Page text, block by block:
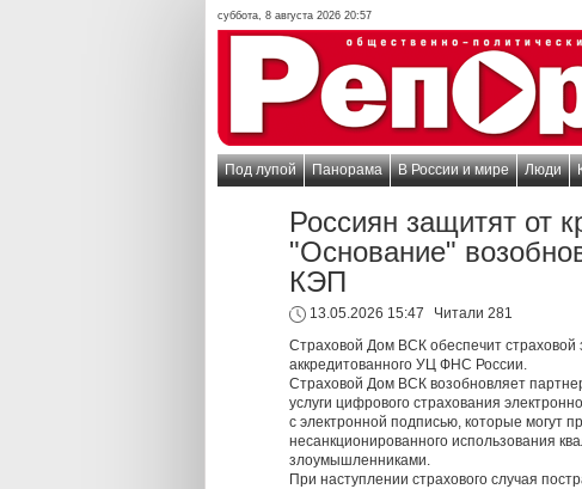
суббота, 8 августа 2026 20:57
Под лупой Панорама В России и мире Люди
Россиян защитят от
"Основание"
КЭП
13.05.2026 15:47
Читали 281
Страховой Дом ВСК обеспечит
аккредитованного УЦ ФНС России.
Страховой Дом ВСК возобновляет
услуги цифрового страхования
с электронной подписью, которые могут
несанкционированного использования
злоумышленниками.
При наступлении страхового случая